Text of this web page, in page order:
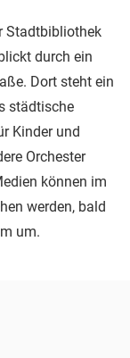
Stadtbibliothek
durch ein
Dort steht ein
städtische
Kinder und
Orchester
können im
werden, bald
um.